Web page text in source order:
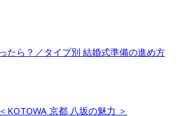
たら？／タイプ別 結婚式準備の進め方
KOTOWA 京都 八坂の魅力 ＞